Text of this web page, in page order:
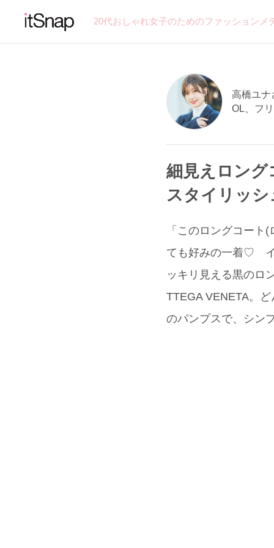
20代おしゃれ女子のためのファッション
高橋ユナ
OL、フ
細見えロング
スタイリッ
「このロングコー
ても好みの一着♡ イ
ッキリ見える黒のロ
TTEGA VENETA。
のパンプスで、シン